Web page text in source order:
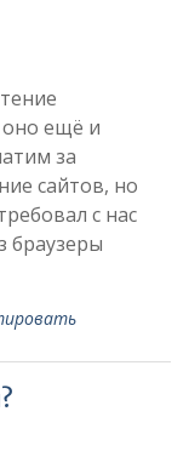
оно ещё и
за
сайтов, но
с нас
браузеры